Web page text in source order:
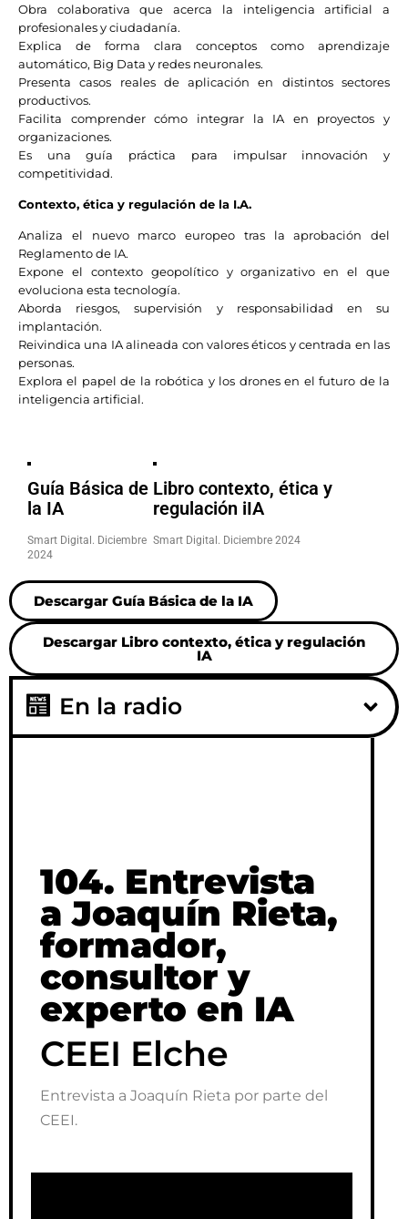
Obra colaborativa que acerca la inteligencia artificial a
profesionales y ciudadanía.
Explica de forma clara conceptos como aprendizaje
automático, Big Data y redes neuronales.
Presenta casos reales de aplicación en distintos sectores
productivos.
Facilita comprender cómo integrar la IA en proyectos y
organizaciones.
Es una guía práctica para impulsar innovación y
competitividad.
Contexto, ética y regulación de la I.A.
Analiza el nuevo marco europeo tras la aprobación del
Reglamento de IA.
Expone el contexto geopolítico y organizativo en el que
evoluciona esta tecnología.
Aborda riesgos, supervisión y responsabilidad en su
implantación.
Reivindica una IA alineada con valores éticos y centrada en las
personas.
Explora el papel de la robótica y los drones en el futuro de la
inteligencia artificial.
Guía Básica de
la IA
Smart Digital. Diciembre
Libro contexto, ética y
regulación iIA
Descargar Guía Básica de la IA
104. Entrevista
a Joaquín Rieta,
formador,
consultor y